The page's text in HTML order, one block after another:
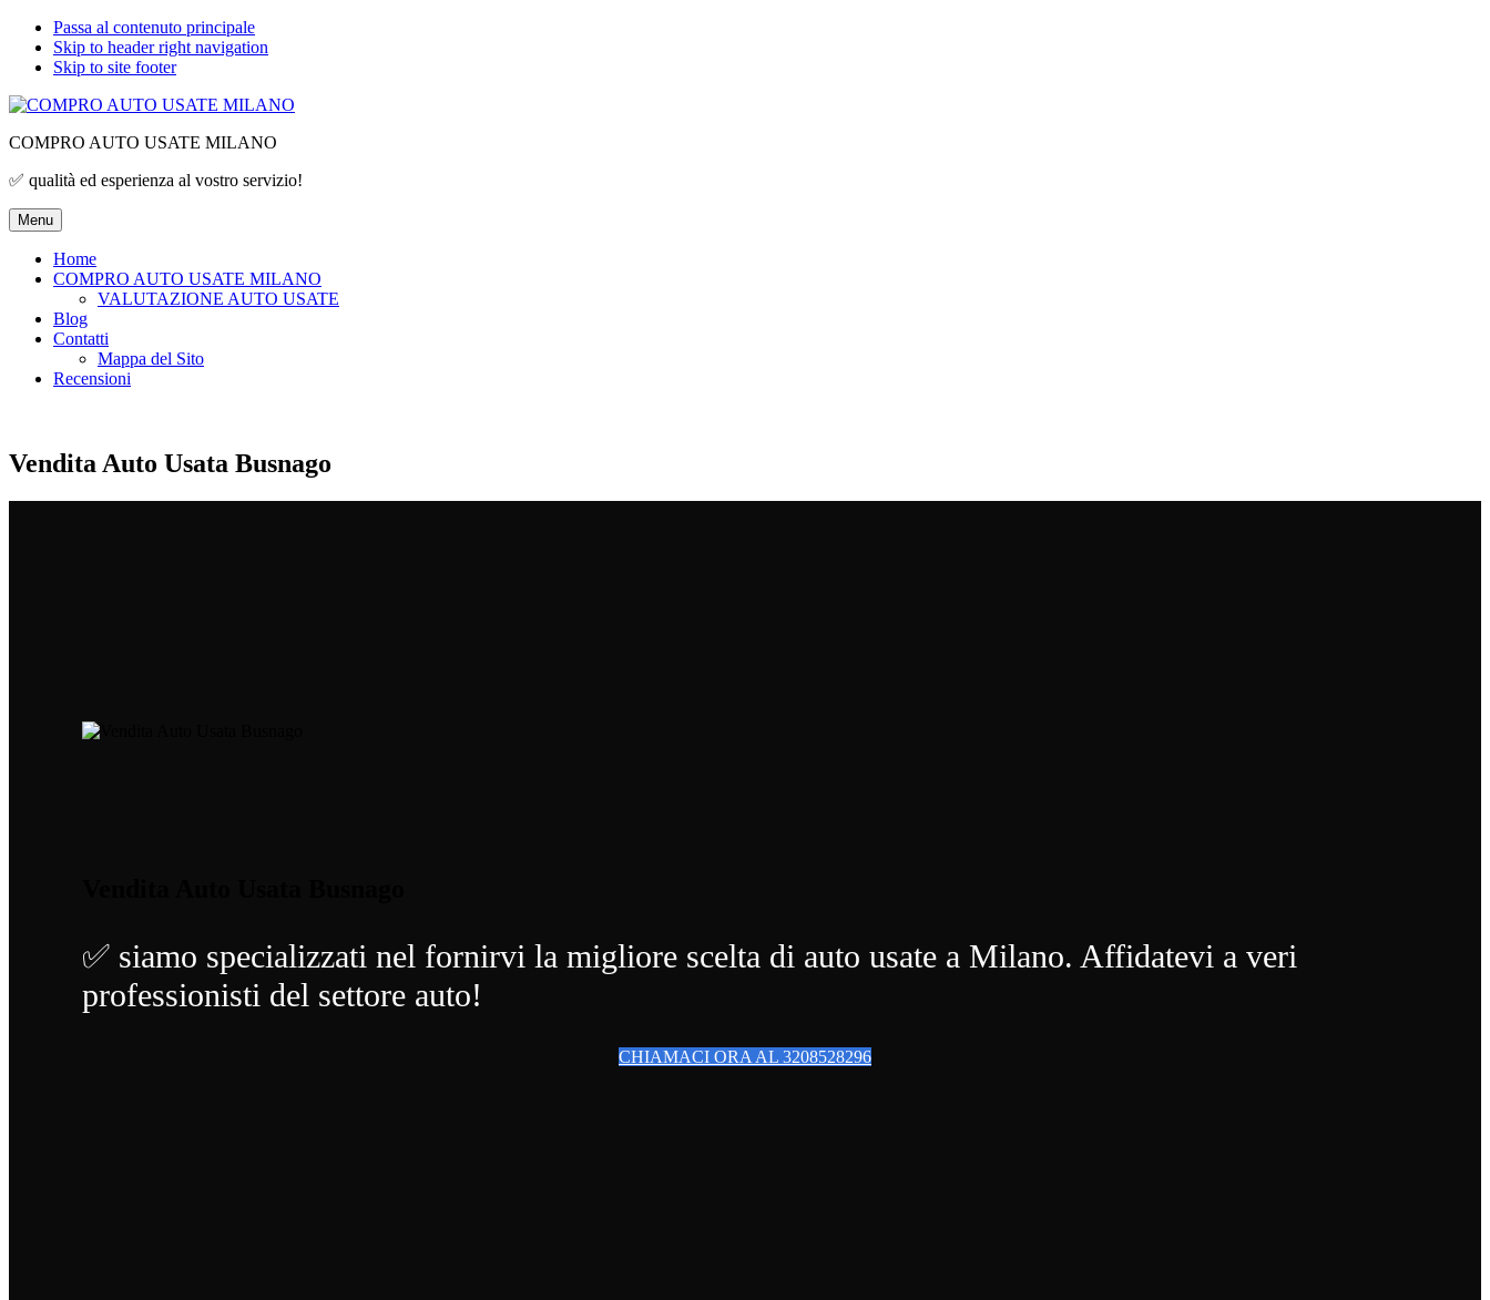
Passa al contenuto principale
Skip to header right navigation
Skip to site footer
COMPRO AUTO USATE MILANO
✅ qualità ed esperienza al vostro servizio!
Menu
Home
COMPRO AUTO USATE MILANO
VALUTAZIONE AUTO USATE
Blog
Contatti
Mappa del Sito
Recensioni
Vendita Auto Usata Busnago
✅ siamo specializzati nel fornirvi la migliore scelta di auto usate a Milano. Affidatevi a veri
professionisti del settore auto!
CHIAMACI ORA AL 3208528296